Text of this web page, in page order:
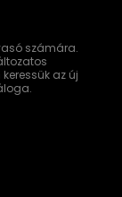
számára.
az új